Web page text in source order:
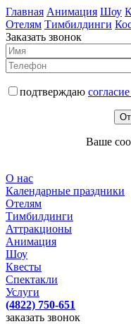
Главная Анимация Шоу
Отелям Тимбилдинги
Заказать звонок
подтверждаю
Ваше
О нас
Календарные праздники
Отелям
Тимбилдинги
Аттракционы
Анимация
Шоу
Квесты
Спектакли
Услуги
(4822) 750-651
заказать звонок